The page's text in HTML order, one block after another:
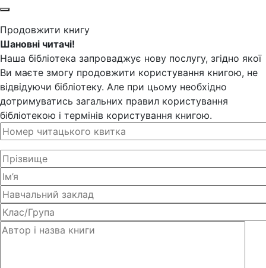
Продовжити книгу
Шановні читачі!
Наша бібліотека запроваджує нову послугу, згідно якої
Ви маєте змогу продовжити користування книгою, не
відвідуючи бібліотеку. Але при цьому необхідно
дотримуватись загальних правил користування
бібліотекою і термінів користування книгою.